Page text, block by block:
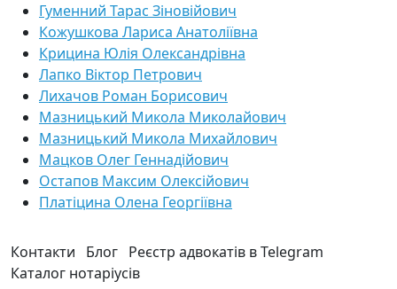
Гуменний Тарас Зіновійович
Кожушкова Лариса Анатоліївна
Крицина Юлія Олександрівна
Лапко Віктор Петрович
Лихачов Роман Борисович
Мазницький Микола Миколайович
Мазницький Микола Михайлович
Мацков Олег Геннадійович
Остапов Максим Олексійович
Платіцина Олена Георгіївна
Контакти Блог Реєстр адвокатів в Telegram
Каталог нотаріусів